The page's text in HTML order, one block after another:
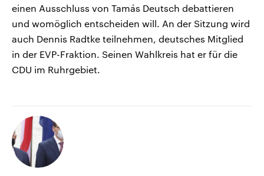
einen Ausschluss von Tamás Deutsch debattieren
und womöglich entscheiden will. An der Sitzung wird
auch Dennis Radtke teilnehmen, deutsches Mitglied
in der EVP-Fraktion. Seinen Wahlkreis hat er für die
CDU im Ruhrgebiet.